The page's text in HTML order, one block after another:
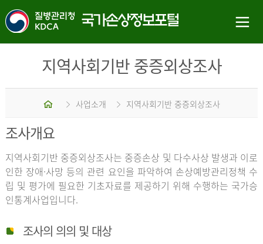
지역사회기반 중증외상조사
홈 사업소개 지역사회기반 중증외상조사
조사개요
지역사회기반 중증외상조사는 중증손상 및 다수사상 발생과 이로
인한 장애·사망 등의 관련 요인을 파악하여 손상예방관리정책 수
립 및 평가에 필요한 기초자료를 제공하기 위해 수행하는 국가승
인통계사업입니다.
조사의 의의 및 대상